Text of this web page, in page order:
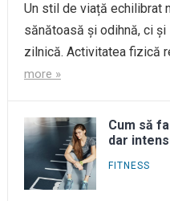
Un stil de viață echilibrat
sănătoasă și odihnă, ci
zilnică. Activitatea fizică
more »
Cum să
dar
FITNESS